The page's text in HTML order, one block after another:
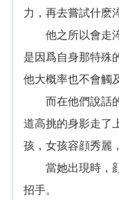
力，再去嘗試什麽
他之所以會走淬
是因爲自身那特殊
他大概率也不會觸
而在他們說話的
道高挑的身影走了
孩，女孩容顔秀麗
當她出現時，顔
招手。